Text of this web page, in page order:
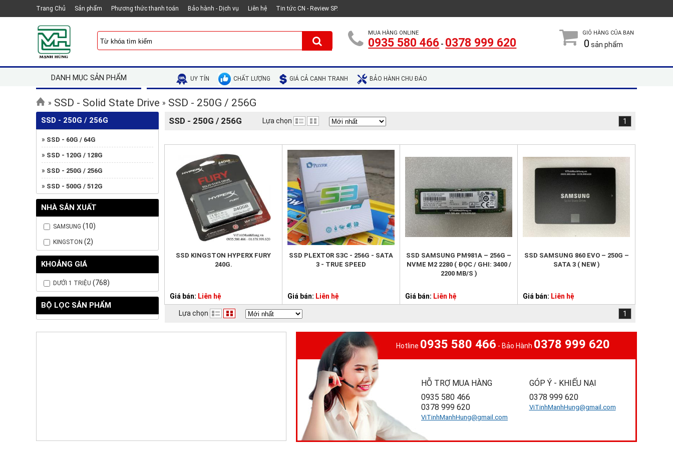
Trang Chủ Sản phẩm Phương thức thanh toán Bảo hành - Dịch vụ Liên hệ Tin tức CN - Review SP.
MUA HÀNG ONLINE
0935 580 466 - 0378 999 620
GIỎ HÀNG CỦA BẠN
0 sản phẩm
DANH MỤC SẢN PHẨM UY TÍN CHẤT LƯỢNG GIÁ CẢ CẠNH TRANH BẢO HÀNH CHU ĐÁO
» SSD - Solid State Drive » SSD - 250G / 256G
SSD - 250G / 256G
» SSD - 60G / 64G
» SSD - 120G / 128G
» SSD - 250G / 256G
» SSD - 500G / 512G
NHÀ SẢN XUẤT
SAMSUNG (10)
KINGSTON (2)
KHOẢNG GIÁ
DƯỚI 1 TRIỆU (768)
BỘ LỌC SẢN PHẨM
SSD - 250G / 256G Lựa chọn 1
SSD KINGSTON HYPERX FURY
240G.
Giá bán: Liên hệ
SSD PLEXTOR S3C - 256G - SATA
3 - TRUE SPEED
Giá bán: Liên hệ
SSD SAMSUNG PM981A – 256G –
NVME M2 2280 ( ĐỌC / GHI: 3400 /
2200 MB/S )
Giá bán: Liên hệ
SSD SAMSUNG 860 EVO – 250G –
SATA 3 ( NEW )
Giá bán: Liên hệ
Lựa chọn 1
Hotline 0935 580 466 - Bảo Hành 0378 999 620
HỖ TRỢ MUA HÀNG
0935 580 466
0378 999 620
ViTinhManhHung@gmail.com
GÓP Ý - KHIẾU NẠI
0378 999 620
ViTinhManhHung@gmail.com